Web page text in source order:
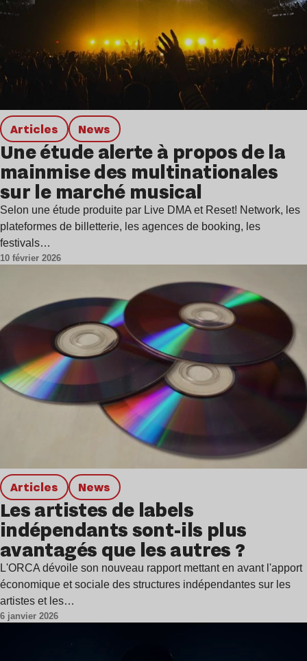
Articles news
Une étude alerte à propos de la
mainmise des multinationales
sur le marché musical
Selon une étude produite par Live DMA et Reset! Network, les
plateformes de billetterie, les agences de booking, les
festivals…
10 février 2026
Articles news
Les artistes de labels
indépendants sont-ils plus
avantagés que les autres ?
L'ORCA dévoile son nouveau rapport mettant en avant l'apport
économique et sociale des structures indépendantes sur les
artistes et les…
6 janvier 2026